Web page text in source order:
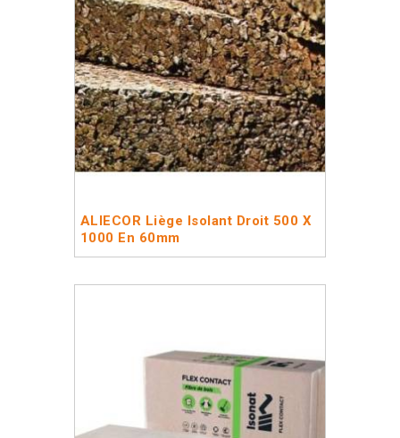
ALIECOR Liège Isolant Droit 500 X
1000 En 60mm